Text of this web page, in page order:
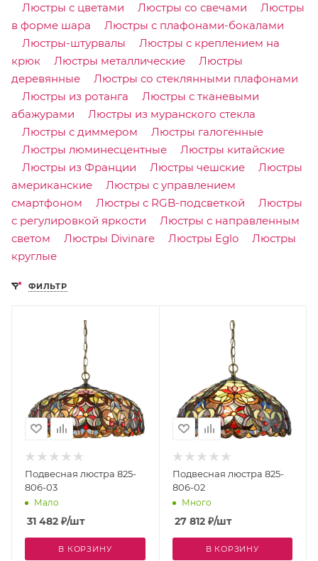
Люстры с цветами
Люстры со свечами
Люстры
в форме шара
Люстры с плафонами-бокалами
Люстры-штурвалы
Люстры с креплением на
крюк
Люстры металлические
Люстры
деревянные
Люстры со стеклянными плафонами
Люстры из ротанга
Люстры с тканевыми
абажурами
Люстры из муранского стекла
Люстры с диммером
Люстры галогенные
Люстры люминесцентные
Люстры китайские
Люстры из Франции
Люстры чешские
Люстры
американские
Люстры с управлением
смартфоном
Люстры с RGB-подсветкой
Люстры
с регулировкой яркости
Люстры с направленным
светом
Люстры Divinare Люстры Eglo
Люстры
круглые
ФИЛЬТР
Подвесная люстра 825-
806-03
Мало
31 482 ₽/шт
В КОРЗИНУ
Подвесная люстра 825-
806-02
Много
27 812₽/шт
В КОРЗИНУ